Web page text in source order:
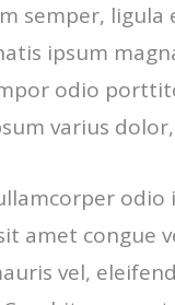
semper, ligula
ipsum
odio
varius
amet congue
vel,